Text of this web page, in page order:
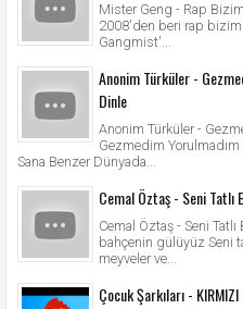
Mister Geng - Rap
2008'den beri rap bizim
Gangmist'...
Anonim Türküler -
Dinle
Anonim Türküler -
Gezmedim Yorulmadım
Sana Benzer Dünyada...
Cemal Öztaş - Seni Tatlı
Cemal Öztaş - Seni
bahçenin gülüyüz Seni
meyveler ve...
Çocuk Şarkıları -